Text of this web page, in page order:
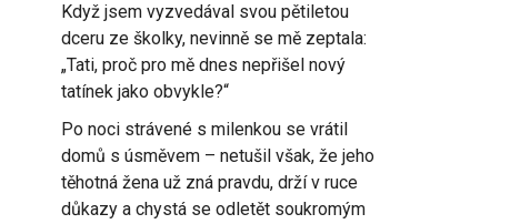
Když jsem vyzvedával svou pětiletou
dceru ze školky, nevinně se mě zeptala:
„Tati, proč pro mě dnes nepřišel nový
tatínek jako obvykle?“
Po noci strávené s milenkou se vrátil
domů s úsměvem – netušil však, že jeho
těhotná žena už zná pravdu, drží v ruce
důkazy a chystá se odletět soukromým